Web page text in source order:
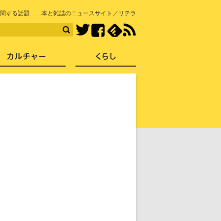
する話題……本と雑誌のニュースサイト／リテラ
TwitterFacebook
社会